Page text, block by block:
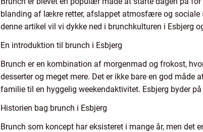
blanding af lækre retter, afslappet atmosfære og sociale
denne artikel vil vi dykke ned i brunchkulturen i Esbjerg
En introduktion til brunch i Esbjerg
Brunch er en kombination af morgenmad og frokost,
desserter og meget mere. Det er ikke bare en god
familie til en hyggelig weekendaktivitet. Esbjerg byder
Historien bag brunch i Esbjerg
Brunch som koncept har eksisteret i mange år, men